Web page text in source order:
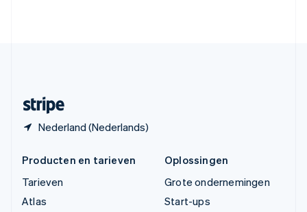
Nederland (Nederlands)
Producten en tarieven
Tarieven
Atlas
Oplossingen
Grote ondernemingen
Start-ups